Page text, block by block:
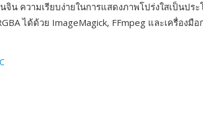
จิน ความเรียบง่ายในการแสดงภาพโปร่งใสเป็นปร
ได้ด้วย ImageMagick, FFmpeg และเครื่องมื